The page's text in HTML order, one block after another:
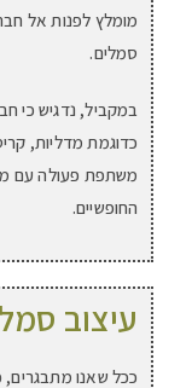
מומלץ לפנות אל
סמלים.
במקביל, נדגיש כי
כדוגמת מדליות,
משתפת פעולה עם
החופשיים.
עיצוב
ככל שאנו מתבגרים,